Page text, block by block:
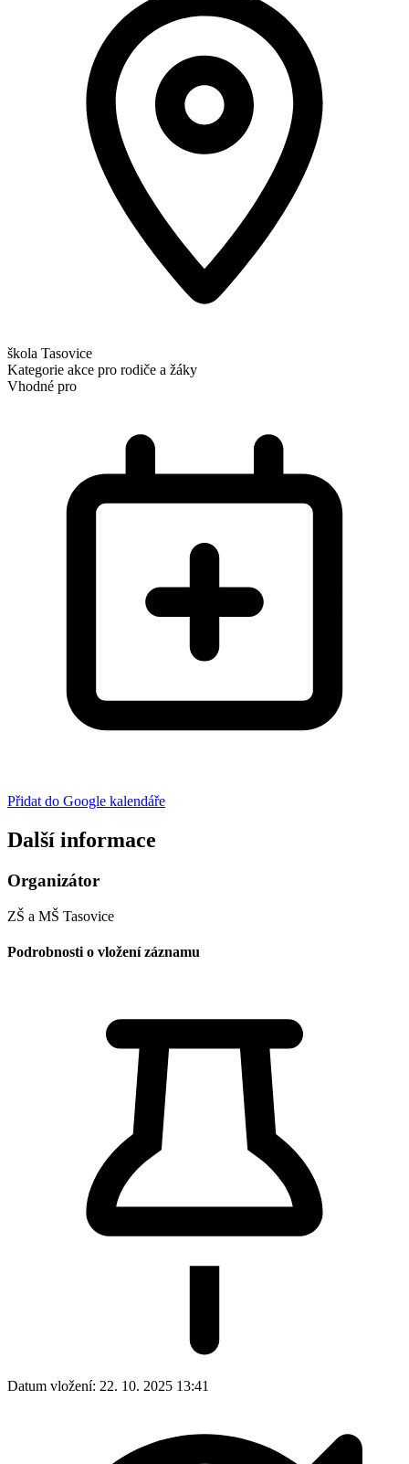
škola Tasovice
Kategorie akce pro rodiče a žáky
Vhodné pro
Přidat do Google kalendáře
Další informace
Organizátor
ZŠ a MŠ Tasovice
Podrobnosti o vložení záznamu
Datum vložení: 22. 10. 2025 13:41